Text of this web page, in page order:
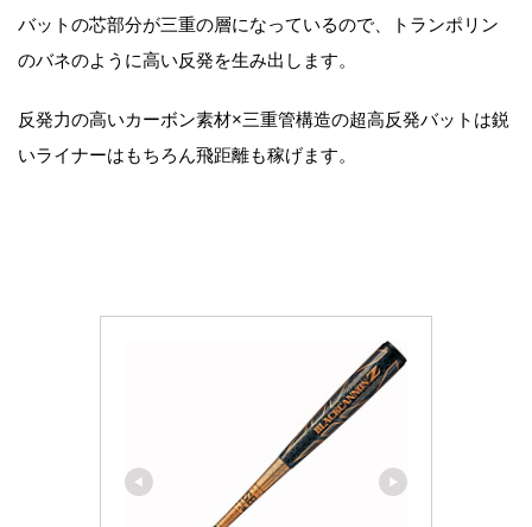
バットの芯部分が三重の層になっているので、トランポリン
のバネのように高い反発を生み出します。
反発力の高いカーボン素材×三重管構造の超高反発バットは鋭
いライナーはもちろん飛距離も稼げます。